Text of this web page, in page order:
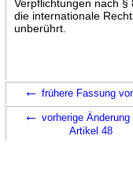
Verpflichtungen nach §
die internationale
unberührt.
← frühere Fassung
← vorherige Änderung
Artikel 48